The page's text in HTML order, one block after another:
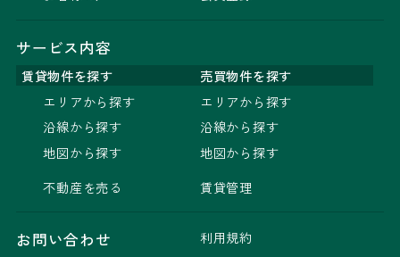
サービス内容
賃貸物件を探す
売買物件を探す
エリアから探す
沿線から探す
地図から探す
不動産を売る
エリアから探す
沿線から探す
地図から探す
賃貸管理
お問い合わせ
利用規約